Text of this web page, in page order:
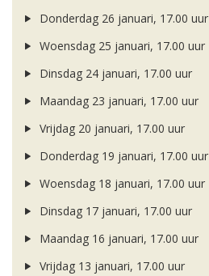
Donderdag 26 januari, 17.00 uur
Woensdag 25 januari, 17.00 uur
Dinsdag 24 januari, 17.00 uur
Maandag 23 januari, 17.00 uur
Vrijdag 20 januari, 17.00 uur
Donderdag 19 januari, 17.00 uur
Woensdag 18 januari, 17.00 uur
Dinsdag 17 januari, 17.00 uur
Maandag 16 januari, 17.00 uur
Vrijdag 13 januari, 17.00 uur